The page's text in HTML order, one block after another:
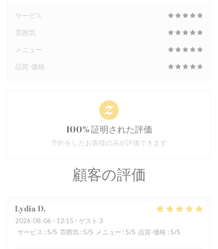
顧客の評価
LydiaD
2026-08-06 - 12:15 - ゲスト 3
サービス : 5/5 雰囲気 : 5/5 メニュー : 5/5 品質-価格 : 5/5
サービス
雰囲気
メニュー
品質-価格
100% 証明された評価
予約をしたお客様のみが評価できます